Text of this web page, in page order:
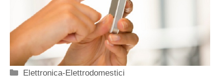
Categorie
Elettronica-Elettrodomestici